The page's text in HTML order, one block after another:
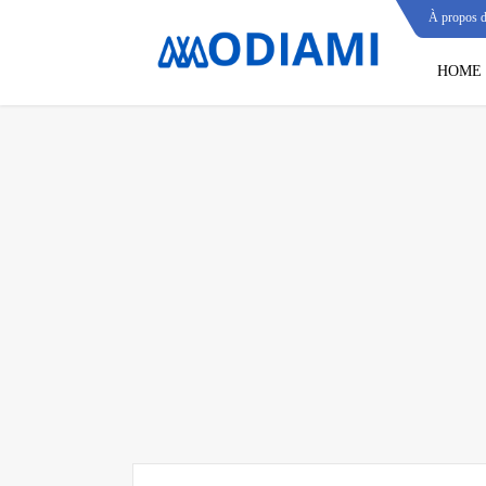
À propos
HOME